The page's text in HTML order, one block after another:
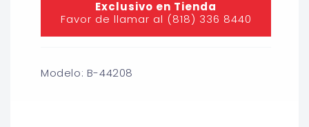
Exclusivo en Tienda
Favor de llamar al (818) 336 8440
Modelo: B-44208